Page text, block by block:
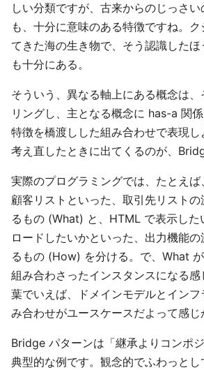
しい分類ですが、古来からのじっさ
も、十分に意味のある特徴ですね。
てきた海の生き物で、そう認識した
も十分にある。
そういう、異なる軸上にある概念は
リングし、主となる概念に has-a 関
特徴を橋渡しした組み合わせで表現
考え直したときに出てくるのが、
実際のプログラミングでは、たとえ
顧客リストといった、取引先リスト
るもの (What) と、HTML で表示した
ロードしたいかといった、出力機能
るもの (How) を分ける。で、What
組み合わさったインスタンスになる
葉でいえば、ドメインモデルとイン
み合わせがユースケースだよって感じ
Bridge パターンは「継承よりコンポ
典型的な例です。観念的でふわっと